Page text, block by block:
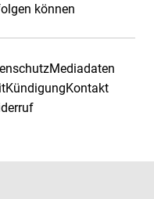
können
Mediadaten
KündigungKontakt